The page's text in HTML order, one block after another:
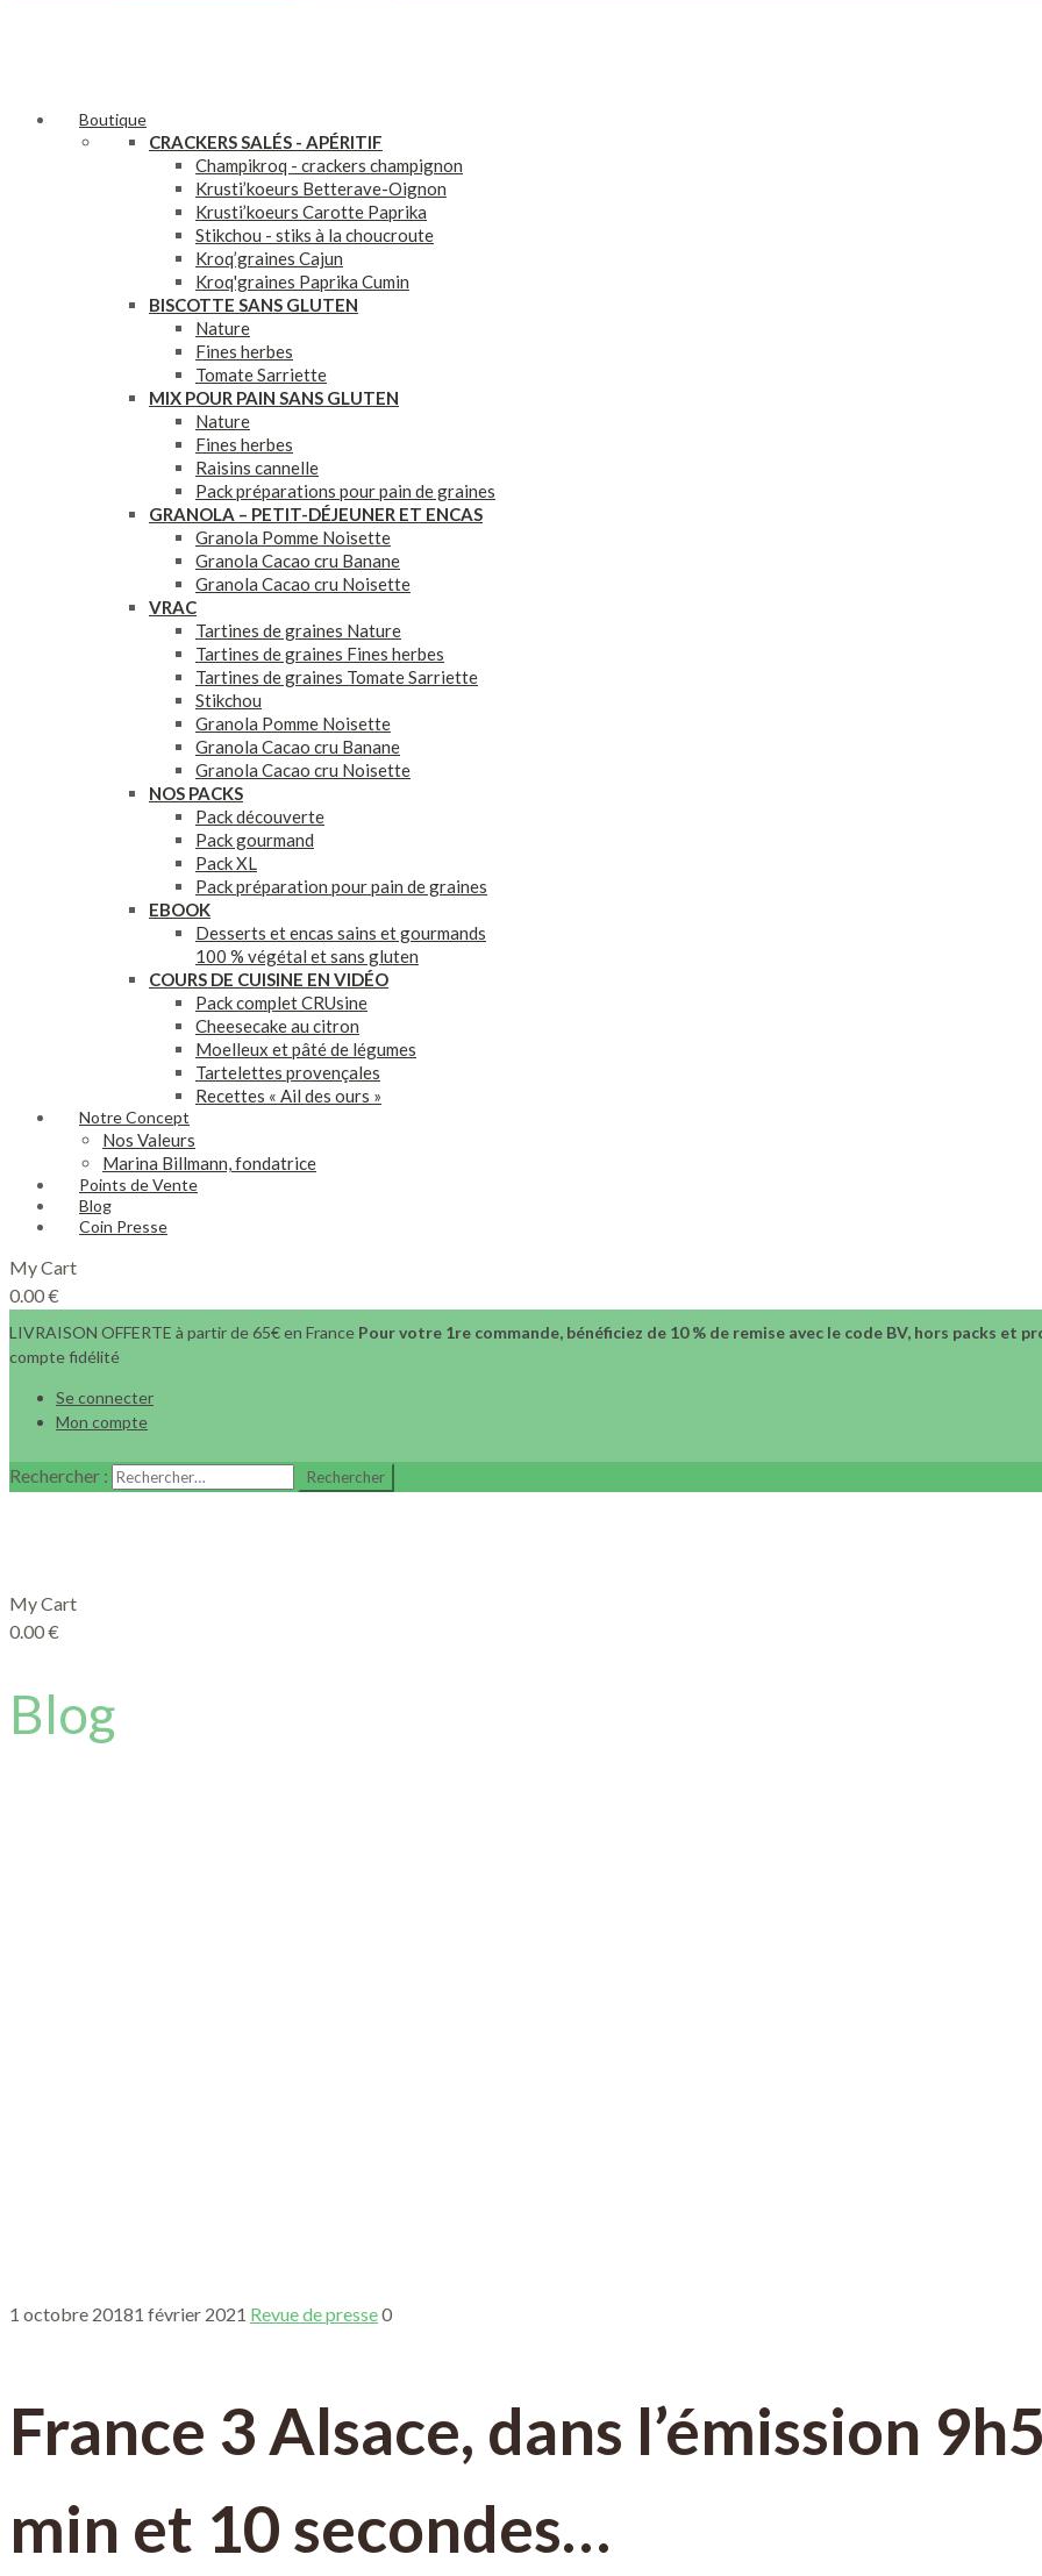
Boutique
CRACKERS SALÉS - APÉRITIF
Champikroq - crackers champignon
Krusti’koeurs Betterave-Oignon
Krusti’koeurs Carotte Paprika
Stikchou - stiks à la choucroute
Kroq’graines Cajun
Kroq'graines Paprika Cumin
BISCOTTE SANS GLUTEN
Nature
Fines herbes
Tomate Sarriette
MIX POUR PAIN SANS GLUTEN
Nature
Fines herbes
Raisins cannelle
Pack préparations pour pain de graines
GRANOLA – PETIT-DÉJEUNER ET ENCAS
Granola Pomme Noisette
Granola Cacao cru Banane
Granola Cacao cru Noisette
VRAC
Tartines de graines Nature
Tartines de graines Fines herbes
Tartines de graines Tomate Sarriette
Stikchou
Granola Pomme Noisette
Granola Cacao cru Banane
Granola Cacao cru Noisette
NOS PACKS
Pack découverte
Pack gourmand
Pack XL
Pack préparation pour pain de graines
EBOOK
Desserts et encas sains et gourmands
100 % végétal et sans gluten
COURS DE CUISINE EN VIDÉO
Pack complet CRUsine
Cheesecake au citron
Moelleux et pâté de légumes
Tartelettes provençales
Recettes « Ail des ours »
Notre Concept
Nos Valeurs
Marina Billmann, fondatrice
Points de Vente
Blog
Coin Presse
My Cart
0.00€
LIVRAISON OFFERTE à partir de 65€ en France Pour votre 1re commande, bénéficiez de 10 % de remise avec le code BV, hors packs et
compte fidélité
Se connecter
Mon compte
Rechercher :
My Cart
0.00€
Blog
1 octobre 20181 février 2021 Revue de presse0
France 3 Alsace, dans l’émission
min et 10 secondes…